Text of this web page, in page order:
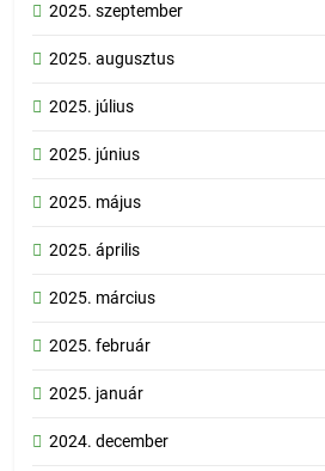
2025. szeptember
2025. augusztus
2025. július
2025. június
2025. május
2025. április
2025. március
2025. február
2025. január
2024. december